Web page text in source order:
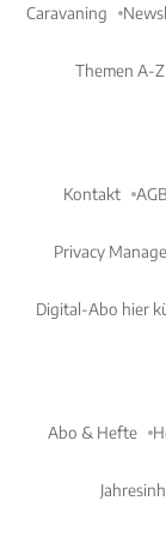
Caravaning
Themen A-Z
Kontakt AGB
Privacy
Digital-Abo hier
Abo & Hefte